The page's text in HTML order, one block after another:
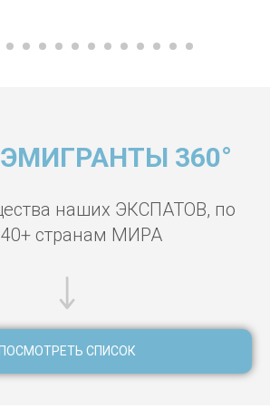
ЭМИГРАНТЫ 360°
наших ЭКСПАТОВ, по
странам МИРА
ПОСМОТРЕТЬ СПИСОК